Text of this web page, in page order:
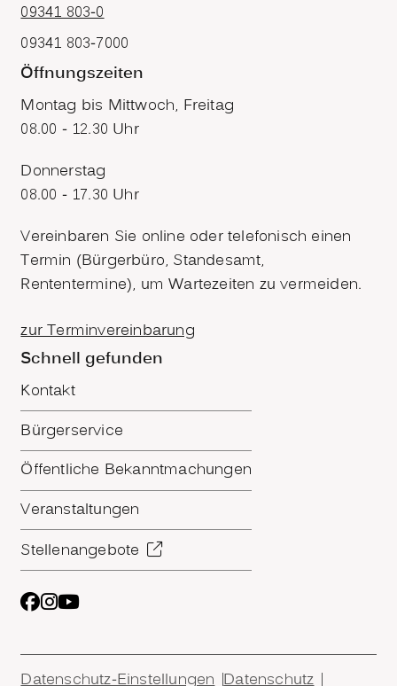
09341 803-0
09341 803-7000
Öffnungszeiten
Montag bis Mittwoch, Freitag
08.00 - 12.30 Uhr
Donnerstag
08.00 - 17.30 Uhr
Vereinbaren Sie online oder telefonisch einen
Termin (Bürgerbüro, Standesamt,
Rententermine), um Wartezeiten zu vermeiden.
zur Terminvereinbarung
Schnell gefunden
Kontakt
Bürgerservice
Öffentliche Bekanntmachungen
Veranstaltungen
Stellenangebote
Datenschutz-Einstellungen Datenschutz